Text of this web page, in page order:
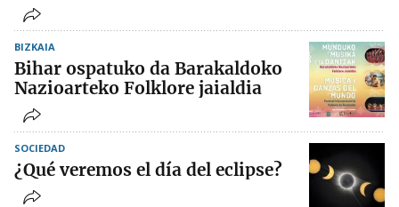
BIZKAIA
Bihar ospatuko da Barakaldoko
Nazioarteko Folklore jaialdia
SOCIEDAD
¿Qué veremos el día del eclipse?